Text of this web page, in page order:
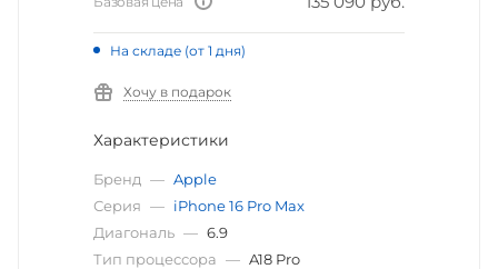
На складе (от 1 дня)
Хочу в подарок
Характеристики
Бренд — Apple
Серия — iPhone 16 Pro Max
Диагональ — 6.9
Тип процессора — A18 Pro